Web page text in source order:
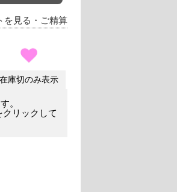
を見る ・ご精算
在庫切のみ表示
。
クリックして